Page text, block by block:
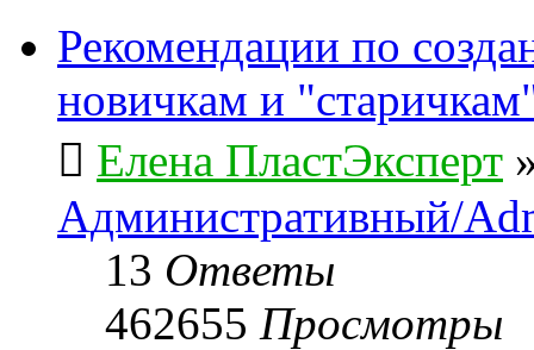
Рекомендации по
новичкам и
Елена ПластЭксперт
Административный/
13 Ответы
462655 Просмотры